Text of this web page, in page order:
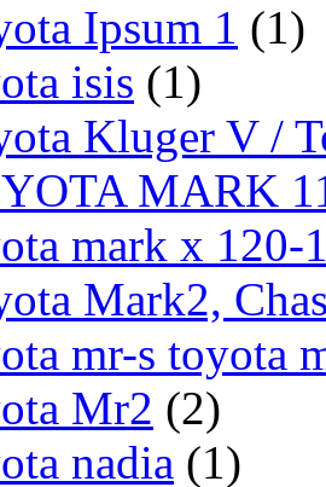
Ipsum 1 (1)
isis (1)
Kluger V /
MARK
mark x 120-
Mark2,
mr-s toyota
Mr2 (2)
nadia (1)